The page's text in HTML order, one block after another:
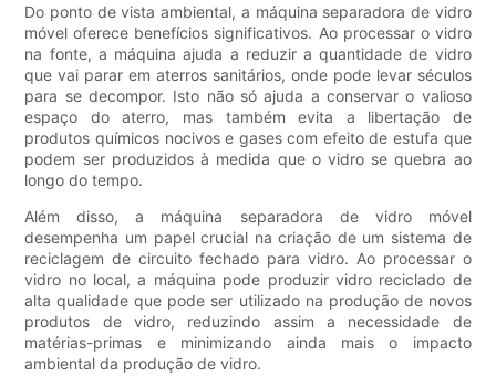
Do ponto de vista ambiental, a máquina separadora de vidro
móvel oferece benefícios significativos. Ao processar o vidro
na fonte, a máquina ajuda a reduzir a quantidade de vidro
que vai parar em aterros sanitários, onde pode levar séculos
para se decompor. Isto não só ajuda a conservar o valioso
espaço do aterro, mas também evita a libertação de
produtos químicos nocivos e gases com efeito de estufa que
podem ser produzidos à medida que o vidro se quebra ao
longo do tempo.
Além disso, a máquina separadora de vidro móvel
desempenha um papel crucial na criação de um sistema de
reciclagem de circuito fechado para vidro. Ao processar o
vidro no local, a máquina pode produzir vidro reciclado de
alta qualidade que pode ser utilizado na produção de novos
produtos de vidro, reduzindo assim a necessidade de
matérias-primas e minimizando ainda mais o impacto
ambiental da produção de vidro.